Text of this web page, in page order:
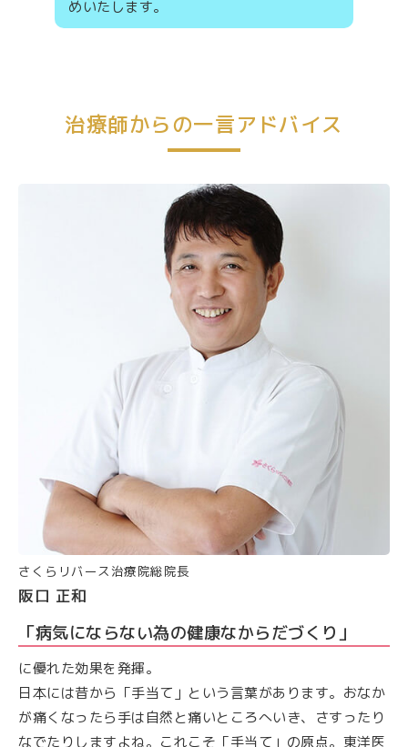
めいたします。
治療師からの一言アドバイス
さくらリバース治療院総院長
阪口 正和
「病気にならない為の健康なからだづくり」
に優れた効果を発揮。
日本には昔から「手当て」という言葉があります。おなか
が痛くなったら手は自然と痛いところへいき、さすったり
なでたりしますよね。これこそ「手当て」の原点。東洋医